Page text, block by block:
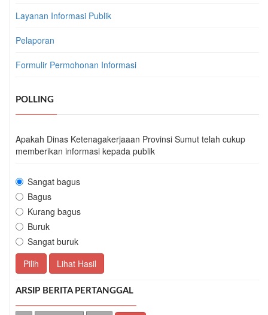
Layanan Informasi Publik
Pelaporan
Formulir Permohonan Informasi
POLLING
Apakah Dinas Ketenagakerjaaan Provinsi Sumut telah cukup
memberikan informasi kepada publik
Sangat bagus
Bagus
Kurang bagus
Buruk
Sangat buruk
Pilih
Lihat Hasil
ARSIP BERITA PERTANGGAL